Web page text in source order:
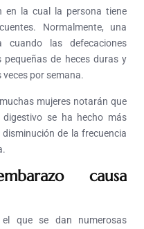
en la cual la persona tiene
Normalmente, una
cuando las defecaciones
de heces duras y
veces por semana.
mujeres notarán que
se ha hecho más
de la frecuencia
causa
que se dan numerosas